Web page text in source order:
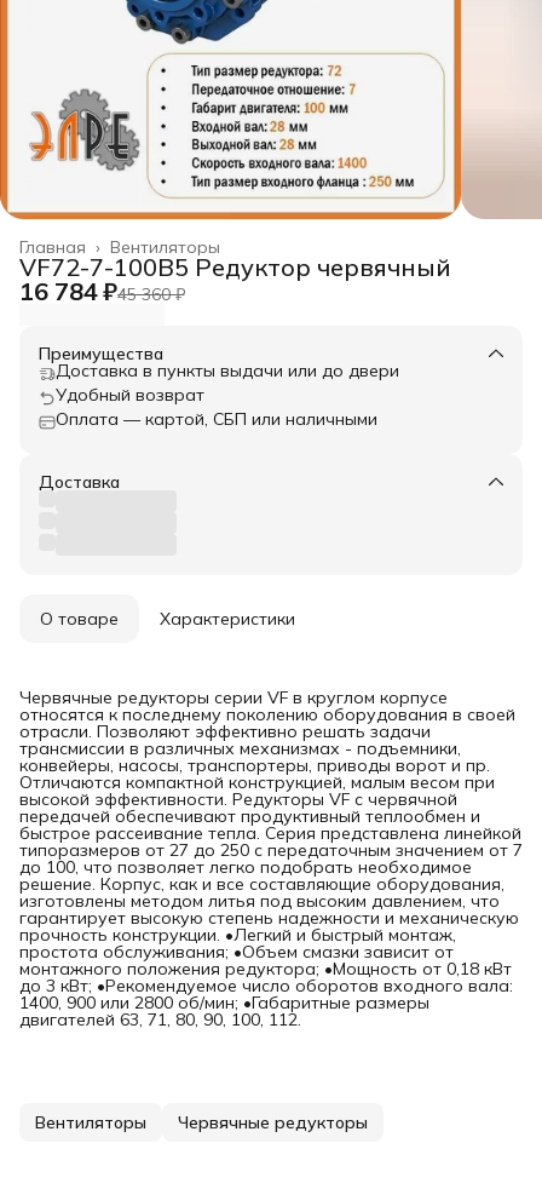
Вентиляторы
Главная ›
VF72-7-100B5 Редуктор червячный
16 784 ₽45 360 ₽
Преимущества
Доставка в пункты выдачи или до двери
Удобный возврат
Оплата — картой, СБП или наличными
Доставка
О товаре Характеристики
Червячные редукторы серии VF в круглом корпусе
относятся к последнему поколению оборудования в своей
отрасли. Позволяют эффективно решать задачи
трансмиссии в различных механизмах - подъемники,
конвейеры, насосы, транспортеры, приводы ворот и пр.
Отличаются компактной конструкцией, малым весом при
высокой эффективности. Редукторы VF с червячной
передачей обеспечивают продуктивный теплообмен и
быстрое рассеивание тепла. Серия представлена линейкой
типоразмеров от 27 до 250 с передаточным значением от 7
до 100, что позволяет легко подобрать необходимое
решение. Корпус, как и все составляющие оборудования,
изготовлены методом литья под высоким давлением, что
гарантирует высокую степень надежности и механическую
прочность конструкции. •Легкий и быстрый монтаж,
простота обслуживания; •Объем смазки зависит от
монтажного положения редуктора; •Мощность от 0,18 кВт
до 3 кВт; •Рекомендуемое число оборотов входного вала:
1400, 900 или 2800 об/мин; •Габаритные размеры
двигателей 63, 71, 80, 90, 100, 112.
Вентиляторы Червячные редукторы